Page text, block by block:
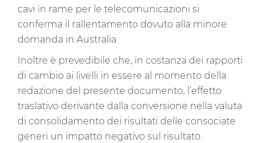
cavi in rame per le telecomunicazioni si
conferma il rallentamento dovuto alla minore
domanda in Australia.
Inoltre è prevedibile che, in costanza dei rapporti
di cambio ai livelli in essere al momento della
redazione del presente documento, l’effetto
traslativo derivante dalla conversione nella valuta
di consolidamento dei risultati delle consociate
generi un impatto negativo sul risultato